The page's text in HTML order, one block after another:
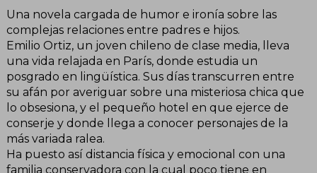
Una novela cargada de humor e ironía sobre las
complejas relaciones entre padres e hijos.
Emilio Ortiz, un joven chileno de clase media, lleva
una vida relajada en París, donde estudia un
posgrado en lingüística. Sus días transcurren entre
su afán por averiguar sobre una misteriosa chica que
lo obsesiona, y el pequeño hotel en que ejerce de
conserje y donde llega a conocer personajes de la
más variada ralea.
Ha puesto así distancia física y emocional con una
familia conservadora con la cual poco tiene en